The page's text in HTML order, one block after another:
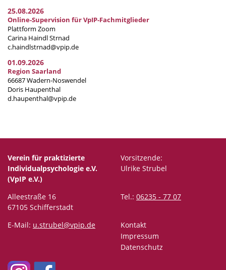
25.08.2026
Online-Supervision für VpIP-Fachmitglieder
Plattform Zoom
Carina Haindl Strnad
c.haindlstrnad@vpip.de
01.09.2026
Region Saarland
66687 Wadern-Noswendel
Doris Haupenthal
d.haupenthal@vpip.de
Verein für praktizierte
Individualpsychologie e.V.
(VpIP e.V.)
Vorsitzende:
Ulrike Strubel
Alleestraße 16
67105 Schifferstadt
Tel.: 06235 - 77 07
E-Mail: u.strubel@vpip.de
Kontakt
Impressum
Datenschutz